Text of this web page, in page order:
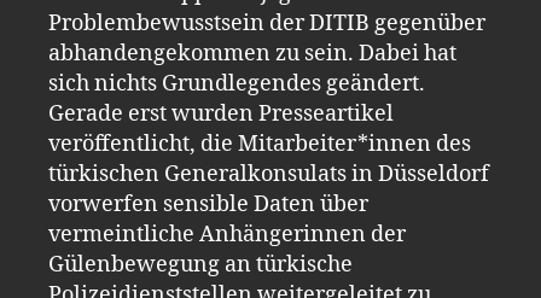
Problembewusstsein der DITIB gegenüber
abhandengekommen zu sein. Dabei hat
sich nichts Grundlegendes geändert.
Gerade erst wurden Presseartikel
veröffentlicht, die Mitarbeiter*innen des
türkischen Generalkonsulats in Düsseldorf
vorwerfen sensible Daten über
vermeintliche Anhängerinnen der
Gülenbewegung an türkische